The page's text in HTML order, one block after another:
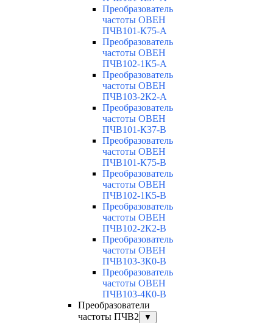
Преобразователь
частоты ОВЕН
ПЧВ101-К75-А
Преобразователь
частоты ОВЕН
ПЧВ102-1К5-А
Преобразователь
частоты ОВЕН
ПЧВ103-2К2-А
Преобразователь
частоты ОВЕН
ПЧВ101-К37-В
Преобразователь
частоты ОВЕН
ПЧВ101-К75-В
Преобразователь
частоты ОВЕН
ПЧВ102-1К5-В
Преобразователь
частоты ОВЕН
ПЧВ102-2К2-В
Преобразователь
частоты ОВЕН
ПЧВ103-3К0-В
Преобразователь
частоты ОВЕН
ПЧВ103-4К0-В
Преобразователи
частоты ПЧВ2
▼